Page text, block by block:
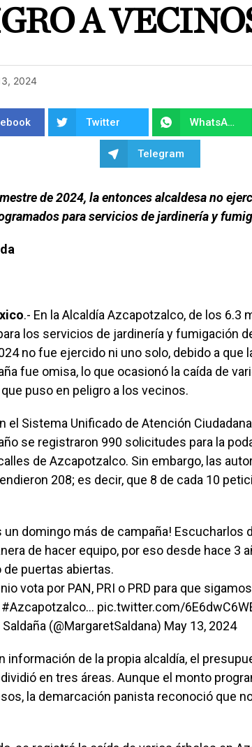
A
2024
Twitter WhatsApp
Telegram
de 2024, la entonces alcaldesa no
para servicios de jardinería y
.- En la Alcaldía Azcapotzalco, de los 6.3
los servicios de jardinería y fumigación
no fue ejercido ni uno solo, debido a que
fue omisa, lo que ocasionó la caída de
puso en peligro a los vecinos.
el Sistema Unificado de Atención
se registraron 990 solicitudes para la
de Azcapotzalco. Sin embargo, las
208; es decir, que 8 de cada 10
un domingo más de campaña! Escucharlos
de hacer equipo, por eso desde hace 3
de puertas abiertas.
vota por PAN, PRI o PRD para que
#Azcapotzalco… pic.twitter.com/
(@MargaretSaldana) May 13, 2024
información de la propia alcaldía, el
en tres áreas. Aunque el monto
la demarcación panista reconoció que